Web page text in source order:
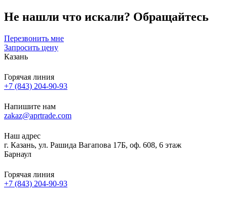
Не нашли что искали? Обращайтесь
Перезвонить мне
Запросить цену
Казань
Горячая линия
+7 (843) 204-90-93
Напишите нам
zakaz@aprtrade.com
Наш адрес
г. Казань, ул. Рашида Вагапова 17Б, оф. 608, 6 этаж
Барнаул
Горячая линия
+7 (843) 204-90-93